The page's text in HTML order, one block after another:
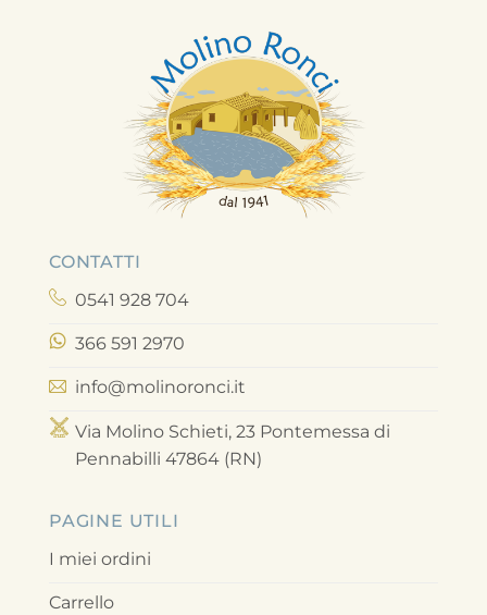
CONTATTI
0541 928 704
366 591 2970
info@molinoronci.it
Via Molino Schieti, 23 Pontemessa di
Pennabilli 47864 (RN)
PAGINE UTILI
I miei ordini
Carrello